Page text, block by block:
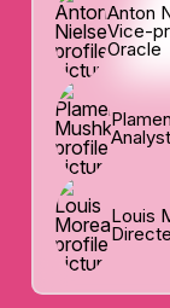
Anton
Vice-
Oracle
Louis